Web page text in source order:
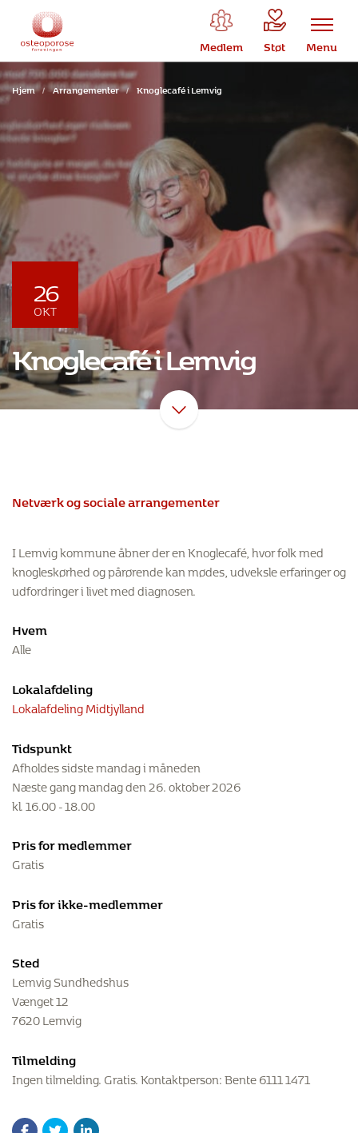
Medlem Støt Menu
Hjem / Arrangementer / Knoglecafé i Lemvig
26
OKT
Knoglecafé i Lemvig
Netværk og sociale arrangementer
I Lemvig kommune åbner der en Knoglecafé, hvor folk med
knogleskørhed og pårørende kan mødes, udveksle erfaringer og
udfordringer i livet med diagnosen.
Hvem
Alle
Lokalafdeling
Lokalafdeling Midtjylland
Tidspunkt
Afholdes sidste mandag i måneden
Næste gang mandag den 26. oktober 2026
kl. 16.00 - 18.00
Pris for medlemmer
Gratis
Pris for ikke-medlemmer
Gratis
Sted
Lemvig Sundhedshus
Vænget 12
7620 Lemvig
Tilmelding
Ingen tilmelding. Gratis. Kontaktperson: Bente 6111 1471